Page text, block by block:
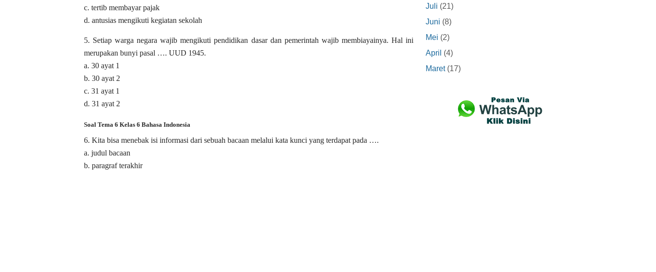
c. tertib membayar pajak
d. antusias mengikuti kegiatan sekolah
5. Setiap warga negara wajib mengikuti pendidikan dasar dan pemerintah wajib membiayainya. Hal ini
merupakan bunyi pasal …. UUD 1945.
a. 30 ayat 1
b. 30 ayat 2
c. 31 ayat 1
d. 31 ayat 2
Soal Tema 6 Kelas 6 Bahasa Indonesia
6. Kita bisa menebak isi informasi dari sebuah bacaan melalui kata kunci yang terdapat pada ….
a. judul bacaan
b. paragraf terakhir
Juli (21)
Juni (8)
Mei (2)
April (4)
Maret(17)